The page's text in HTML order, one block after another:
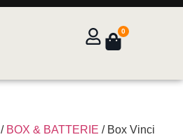
0
/ BOX & BATTERIE / Box Vinci